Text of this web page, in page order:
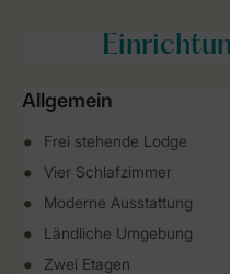
Allgemein
Frei stehende Lodge
Vier Schlafzimmer
Moderne Ausstattung
Ländliche Umgebung
Zwei Etagen